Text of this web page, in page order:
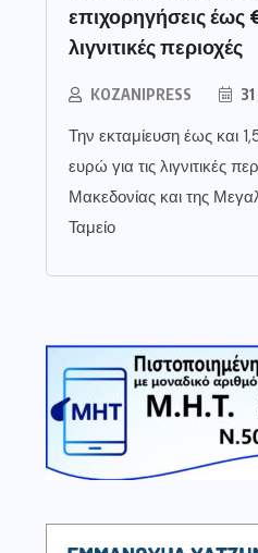
επιχορηγήσεις έως
λιγνιτικές περιοχές
KOZANIPRESS
Την εκταμίευση έως και
ευρώ για τις λιγνιτικές
Μακεδονίας και της
Ταμείο